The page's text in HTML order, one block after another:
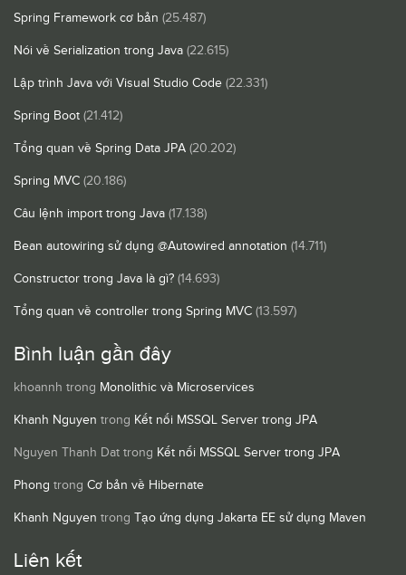
Spring Framework cơ bản (25.487)
Nói về Serialization trong Java (22.615)
Lập trình Java với Visual Studio Code (22.331)
Spring Boot (21.412)
Tổng quan về Spring Data JPA (20.202)
Spring MVC (20.186)
Câu lệnh import trong Java (17.138)
Bean autowiring sử dụng @Autowired annotation (14.711)
Constructor trong Java là gì? (14.693)
Tổng quan về controller trong Spring MVC (13.597)
Bình luận gần đây
khoannh trong Monolithic và Microservices
Khanh Nguyen trong Kết nối MSSQL Server trong JPA
Nguyen Thanh Dat trong Kết nối MSSQL Server trong JPA
Phong trong Cơ bản về Hibernate
Khanh Nguyen trong Tạo ứng dụng Jakarta EE sử dụng Maven
Liên kết